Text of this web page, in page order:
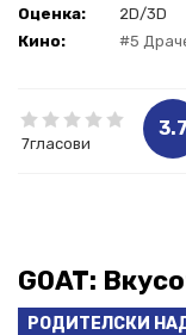
Оценка:
2D/3D
Кино:
#5
7гласови
3.7
GOAT:
РОДИТЕЛСКИ